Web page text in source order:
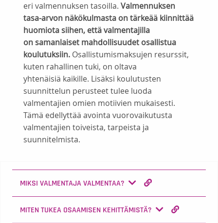
eri valmennuksen tasoilla. Valmennuksen
tasa-arvon näkökulmasta on tärkeää kiinnittää
huomiota siihen, että valmentajilla
on samanlaiset mahdollisuudet osallistua
koulutuksiin. Osallistumismaksujen resurssit,
kuten rahallinen tuki, on oltava
yhtenäisiä kaikille. Lisäksi koulutusten
suunnittelun perusteet tulee luoda
valmentajien omien motiivien mukaisesti.
Tämä edellyttää avointa vuorovaikutusta
valmentajien toiveista, tarpeista ja
suunnitelmista.
MIKSI VALMENTAJA VALMENTAA?
MITEN TUKEA OSAAMISEN KEHITTÄMISTÄ?